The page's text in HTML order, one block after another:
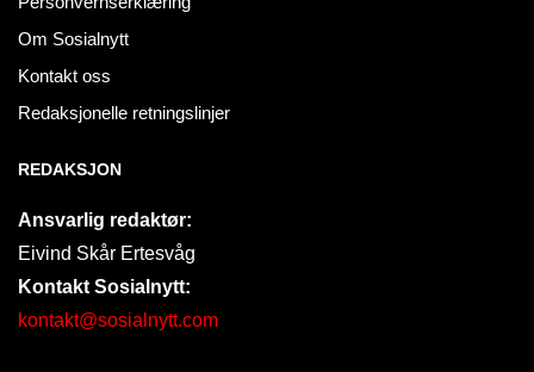
Om Sosialnytt
Kontakt oss
Redaksjonelle retningslinjer
REDAKSJON
Ansvarlig redaktør:
Eivind Skår Ertesvåg
Kontakt Sosialnytt:
kontakt@sosialnytt.com